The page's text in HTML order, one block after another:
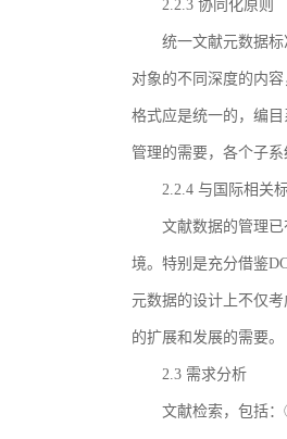
2.2.3 协同化原则
统一文献元数据
对象的不同深度的内
格式应是统一的，编
管理的需要，各个子
2.2.4 与国际相关
文献数据的管理
境。特别是充分借鉴
元数据的设计上不仅
的扩展和发展的需要。
2.3 需求分析
文献检索，包括